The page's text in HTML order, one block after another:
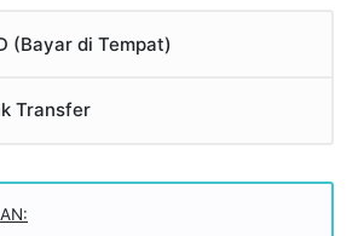
(Bayar di Tempat)
Transfer